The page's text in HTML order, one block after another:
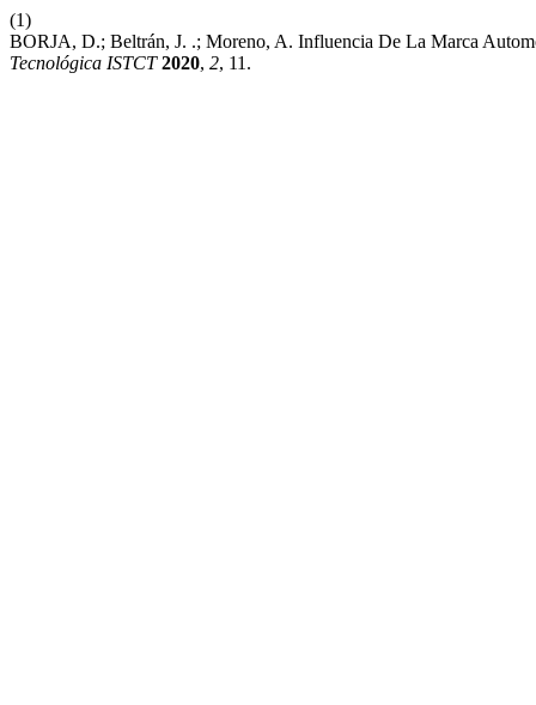
(1)
BORJA, D.; Beltrán, J. .; Moreno, A. Influencia De La Marca
Tecnológica ISTCT 2020, 2, 11.